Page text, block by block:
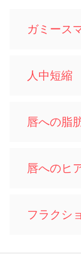
ガミース
人中短縮
唇への脂
唇へのヒ
フラクシ